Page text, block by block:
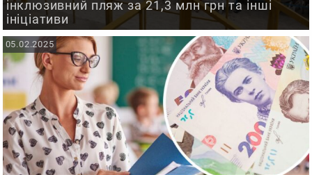
інклюзивний пляж за 21,3 млн грн та інші
ініціативи
05.02.2025